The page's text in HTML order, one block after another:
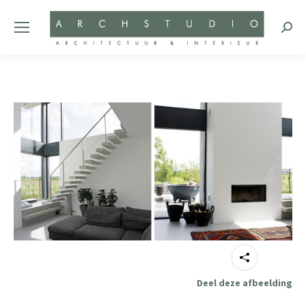
Deel deze afbeelding